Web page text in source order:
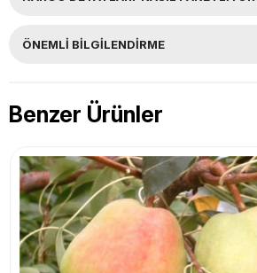
ÖNEMLI BILGILENDIRME
Benzer Ürünler